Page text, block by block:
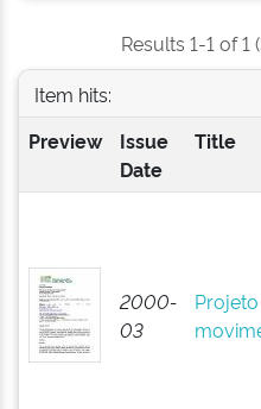
Results 1-1 of
Item hits:
Preview
Issue
Date
Title
2000-
03
Projeto